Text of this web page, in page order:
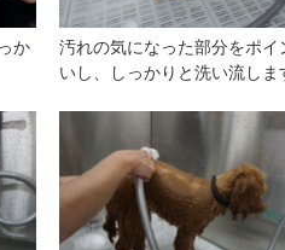
か
汚れの気になった部分をポイ
いし、しっかりと洗い流しま